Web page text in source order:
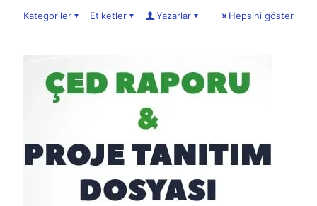
Kategoriler Etiketler Yazarlar Hepsini göster